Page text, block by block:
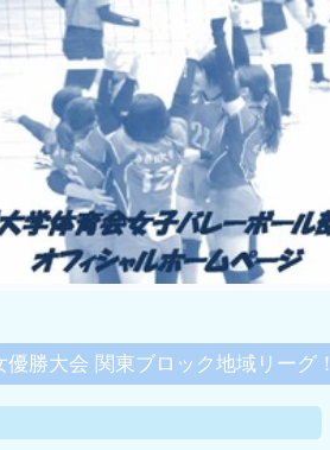
勝大会 関東ブロック地域リーグ！